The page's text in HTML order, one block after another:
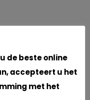
de beste online
accepteert u het
met het